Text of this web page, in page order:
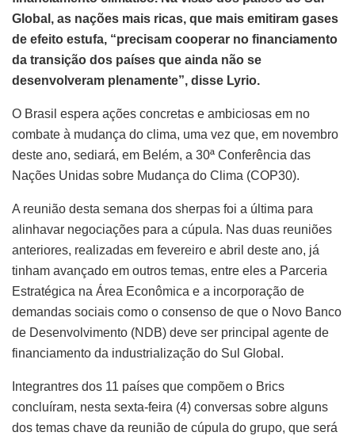
Global, as nações mais ricas, que mais emitiram gases
de efeito estufa, “precisam cooperar no financiamento
da transição dos países que ainda não se
desenvolveram plenamente”, disse Lyrio.
O Brasil espera ações concretas e ambiciosas em no
combate à mudança do clima, uma vez que, em novembro
deste ano, sediará, em Belém, a 30ª Conferência das
Nações Unidas sobre Mudança do Clima (COP30).
A reunião desta semana dos sherpas foi a última para
alinhavar negociações para a cúpula. Nas duas reuniões
anteriores, realizadas em fevereiro e abril deste ano, já
tinham avançado em outros temas, entre eles a Parceria
Estratégica na Área Econômica e a incorporação de
demandas sociais como o consenso de que o Novo Banco
de Desenvolvimento (NDB) deve ser principal agente de
financiamento da industrialização do Sul Global.
Integrantres dos 11 países que compõem o Brics
concluíram, nesta sexta-feira (4) conversas sobre alguns
dos temas chave da reunião de cúpula do grupo, que será